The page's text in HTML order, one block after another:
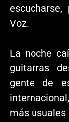
Voz.
La noche
guitarras
gente de
más usuales